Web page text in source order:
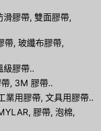
滑膠帶, 雙面膠帶,
帶, 玻纖布膠帶,
級膠帶..
, 3M 膠帶..
業用膠帶, 文具用膠帶..
膠帶, 泡棉,